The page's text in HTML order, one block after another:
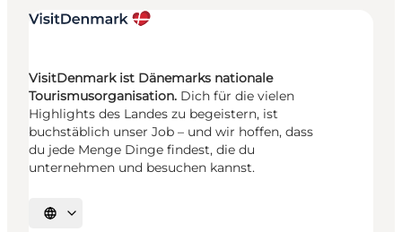
VisitDenmark ist Dänemarks nationale
Tourismusorganisation. Dich für die vielen
Highlights des Landes zu begeistern, ist
buchstäblich unser Job – und wir hoffen, dass
du jede Menge Dinge findest, die du
unternehmen und besuchen kannst.
Sprache auswählen